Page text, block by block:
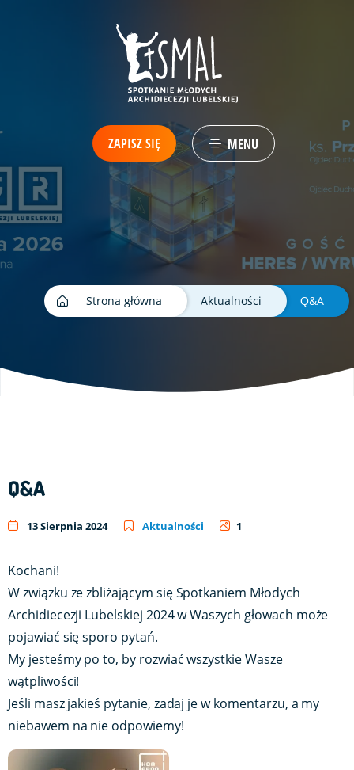
ZAPISZ SIĘ MENU
Strona główna Aktualności Q&A
Q&A
13 Sierpnia 2024 Aktualności 1
Kochani!
W związku ze zbliżającym się Spotkaniem Młodych
Archidiecezji Lubelskiej 2024 w Waszych głowach może
pojawiać się sporo pytań.
My jesteśmy po to, by rozwiać wszystkie Wasze
wątpliwości!
Jeśli masz jakieś pytanie, zadaj je w komentarzu, a my
niebawem na nie odpowiemy!